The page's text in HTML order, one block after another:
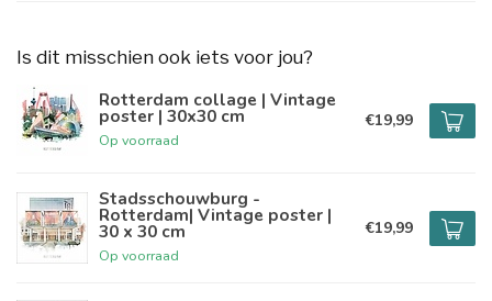
Is dit misschien ook iets voor jou?
Rotterdam collage | Vintage
poster | 30x30 cm
Op voorraad
€19,99
Stadsschouwburg -
Rotterdam| Vintage poster |
30 x 30 cm
Op voorraad
€19,99